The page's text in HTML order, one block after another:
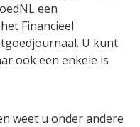
een
Financieel
U kunt
ook een enkele is
weet u onder andere